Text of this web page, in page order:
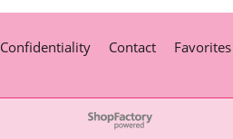
Confidentiality Contact Favorites
To create online store
ShopFactory eCommerce